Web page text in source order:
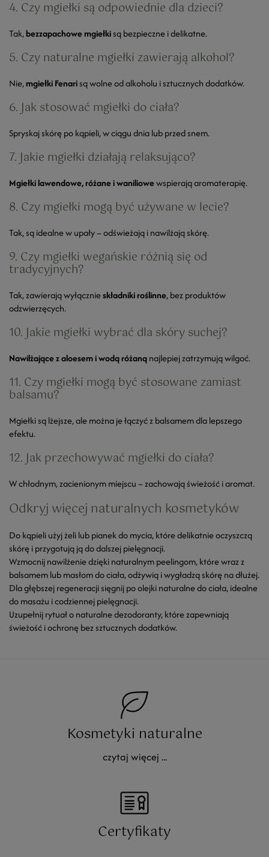
4. Czy mgiełki są odpowiednie dla dzieci?
Tak,bezzapachowe mgiełkisą bezpieczne i delikatne.
5. Czy naturalne mgiełki zawierają alkohol?
Nie,mgiełki Fenarisą wolne od alkoholu i sztucznych dodatków.
6. Jak stosować mgiełki do ciała?
Spryskaj skórę po kąpieli, w ciągu dnia lub przed snem.
7. Jakie mgiełki działają relaksująco?
Mgiełki lawendowe, różane i waniliowewspierają aromaterapię.
8. Czy mgiełki mogą być używane w lecie?
Tak, są idealne w upały – odświeżają i nawilżają skórę.
9. Czy mgiełki wegańskie różnią się od
tradycyjnych?
Tak, zawierają wyłącznieskładniki roślinne, bez produktów
odzwierzęcych.
10. Jakie mgiełki wybrać dla skóry suchej?
Nawilżające z aloesem i wodą różanąnajlepiej zatrzymują wilgoć.
11. Czy mgiełki mogą być stosowane zamiast
balsamu?
Mgiełki są lżejsze, ale można je łączyć z balsamem dla lepszego
efektu.
12. Jak przechowywać mgiełki do ciała?
W chłodnym, zacienionym miejscu – zachowają świeżość i aromat.
Odkryj więcej naturalnych kosmetyków
Do kąpieli użyjżeli lub pianek do mycia, które delikatnie oczyszczą
skórę i przygotują ją do dalszej pielęgnacji.
Wzmocnij nawilżenie dziękinaturalnym peelingom, które wraz z
balsamem lub masłom do ciała, odżywią i wygładzą skórę na dłużej.
Dla głębszej regeneracji sięgnij poolejki naturalne do ciała, idealne
do masażu i codziennej pielęgnacji.
Uzupełnij rytuał onaturalne dezodoranty, które zapewniają
świeżość i ochronę bez sztucznych dodatków.
Kosmetyki naturalne
czytaj więcej ...
Certyfikaty